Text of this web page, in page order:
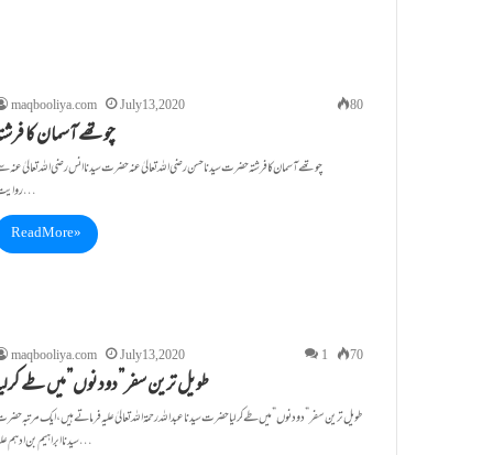
maqbooliya.com July 13, 2020 80
چوتھے آسمان کا
چوتھے آسمان کا فرشتہ حضرت سیدنا حسن رضی اللہ تعالیٰ عنہ حضرت سیدنا انس رضی اللہ تعالیٰ عنہ
روایت…
Read More »
maqbooliya.com July 13, 2020 1 70
طویل ترین سفر”دودنوں”میں طے
طویل ترین سفر”دودنوں”میں طے کرلیا حضرت سیدناعبد اللہ رحمۃاللہ تعالیٰ علیہ فرماتے ہیں، ایک مرتبہ
سیدناابراہیم بن ادہم علیہ…